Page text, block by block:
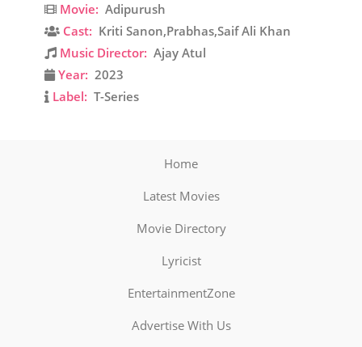
Movie: Adipurush
Cast: Kriti Sanon,Prabhas,Saif Ali Khan
Music Director: Ajay Atul
Year: 2023
Label: T-Series
Home
Latest Movies
Movie Directory
Lyricist
EntertainmentZone
Advertise With Us